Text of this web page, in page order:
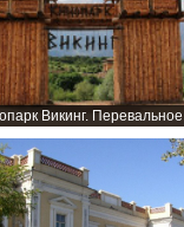
Викинг. Перевальное